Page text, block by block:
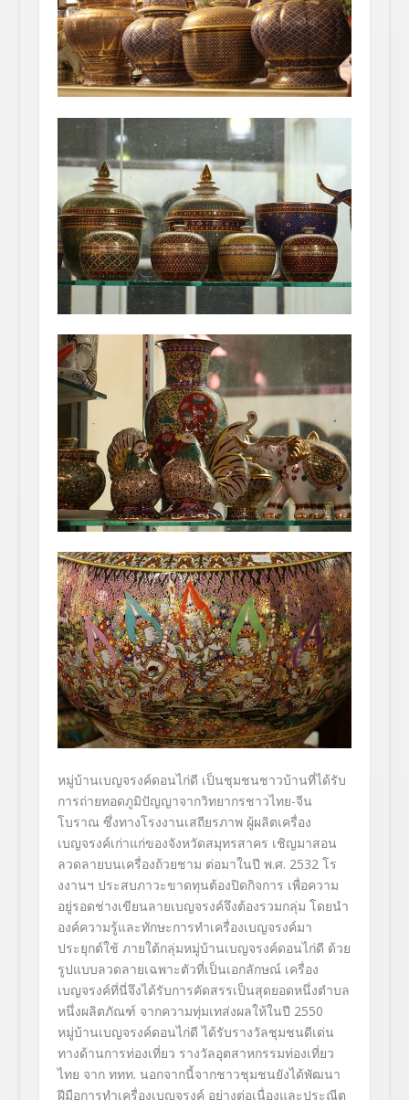
หมู่บ้านเบญจรงค์ดอนไก่ดี เป็นชุมชนชาวบ้านที่ได้รับ
การถ่ายทอดภูมิปัญญาจากวิทยากรชาวไทย-จีน
โบราณ ซึ่งทางโรงงานเสถียรภาพ ผู้ผลิตเครื่อง
เบญจรงค์เก่าแก่ของจังหวัดสมุทรสาคร เชิญมาสอน
ลวดลายบนเครื่องถ้วยชาม ต่อมาในปี พ.ศ. 2532 โร
งงานฯ ประสบภาวะขาดทุนต้องปิดกิจการ เพื่อความ
อยู่รอดช่างเขียนลายเบญจรงค์จึงต้องรวมกลุ่ม โดยนำ
องค์ความรู้และทักษะการทำเครื่องเบญจรงค์มา
ประยุกต์ใช้ ภายใต้กลุ่มหมู่บ้านเบญจรงค์ดอนไก่ดี ด้วย
รูปแบบลวดลายเฉพาะตัวที่เป็นเอกลักษณ์ เครื่อง
เบญจรงค์ที่นี่จึงได้รับการคัดสรรเป็นสุดยอดหนึ่งตำบล
หนึ่งผลิตภัณฑ์ จากความทุ่มเทส่งผลให้ในปี 2550
หมู่บ้านเบญจรงค์ดอนไก่ดี ได้รับรางวัลชุมชนดีเด่น
ทางด้านการท่องเที่ยว รางวัลอุตสาหกรรมท่องเที่ยว
ไทย จาก ททท. นอกจากนี้จากชาวชุมชนยังได้พัฒนา
ฝีมือการทำเครื่องเบญจรงค์ อย่างต่อเนื่องและประณีต